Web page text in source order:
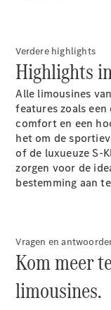
Autonoom
rijden
Over-the-
air-updates
Design en
concept
cars
Verdere highlights
Highlights
Alle limousines
features zoals
comfort en een
het om de
of de luxueuze S-
zorgen voor de
bestemming aan
Vragen en
Kom meer
limousines.